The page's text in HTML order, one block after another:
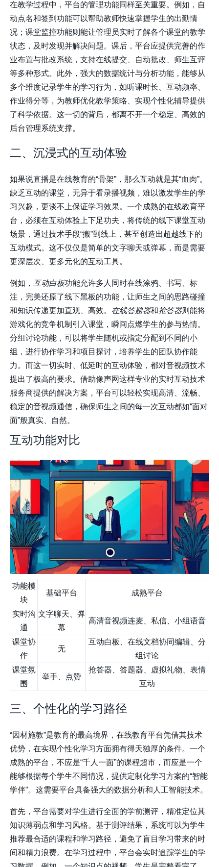
在教学过程中，平台的管理功能同样至关重要。例如，自
动点名和签到功能可以帮助教师快速掌握学生的出勤情
况；课堂监控功能则能让管理员实时了解各个课堂的教学
状态，及时发现并解决问题。课后，平台应提供完善的作
业布置与批改系统，支持在线提交、自动批改、师生互评
等多种形式。此外，强大的数据统计与分析功能，能够从
多个维度记录学生的学习行为，如听课时长、互动频率、
作业得分等，为教师优化教学策略、实现个性化辅导提供
了科学依据。这一切的背后，都离不开一个稳定、高效的
后台管理系统支撑。
二、沉浸式的互动体验
如果说直播是在线教育的“骨架”，那么互动就是其“血肉”。
缺乏互动的课堂，无异于看录播视频，难以激发学生的学
习兴趣，更谈不上保证学习效果。一个成熟的在线教育平
台，必须在互动体验上下足功夫，将传统的线下课堂互动
场景，通过技术手段“搬”到线上，甚至创造出超越线下的
互动模式。这不仅仅是简单的文字聊天或弹幕，而是需要
更深层次、更多元化的互动工具。
例如， 互动白板功能允许多人同时在线涂鸦、书写、标
注，完美还原了线下黑板的功能，让师生之间的思路碰撞
和知识传递更加直观、高效。 在线答题器和抢答器则能将
游戏化的竞争机制引入课堂，瞬间点燃学生的参与热情。
分组讨论功能，可以将学生随机或指定分配到不同的小
组，进行协作学习和项目探讨，培养学生的团队协作能
力。而这一切实时、低延时的互动体验，都对音视频技术
提出了极高的要求。借助像声网这样专业的实时互动技术
服务商提供的解决方案，平台可以轻松实现高清、流畅、
稳定的音视频通信，确保师生之间的每一次互动都如“面对
面”般真实、自然。
互动功能对比
功能模
块
基础平台 成熟平台
实时沟
通
文字聊天、弹
幕
高清音视频连麦、私信、小组语音
课堂协
作
无
互动白板、在线文档协同编辑、分
组讨论
课堂氛
围
举手、点赞
抢答器、答题器、虚拟礼物、表情
互动
三、个性化的学习路径
“因材施教”是教育的最高境界，在线教育平台凭借其技术
优势，在实现个性化学习方面拥有得天独厚的条件。一个
成熟的平台，不应是“千人一面”的课程超市，而应是一个
能够根据每个学生不同情况，提供定制化学习方案的“智能
学伴”。这需要平台具备强大的数据分析和人工智能技术。
首先，平台需要对学生进行全面的学前测评，精准定位其
知识薄弱点和学习风格。基于测评结果，系统可以为学生
推荐最合适的课程和学习路径，避免了盲目学习带来的时
间和精力浪费。在学习过程中，平台会实时追踪学生的学